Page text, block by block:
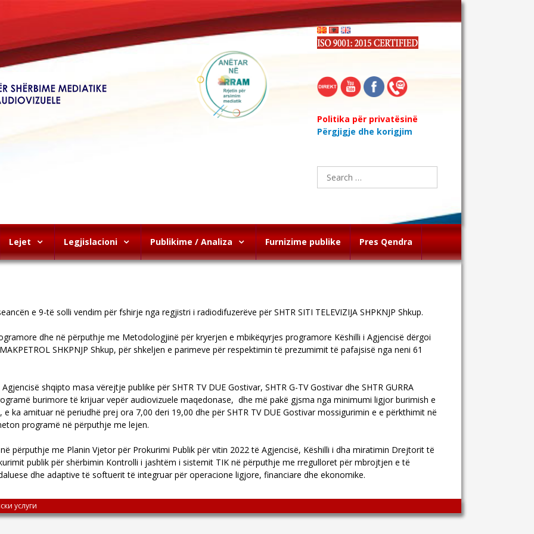
Politika për privatësinë
Përgjigje dhe korigjim
Search
for:
Lejet Legjislacioni Publikime / Analiza Furnizime publike Pres Qendra
e 9-të solli vendim për fshirje nga regjistri i radiodifuzerëve për SHTR SITI TELEVIZIJA SHPKNJP Shkup.
dhe në përputhje me Metodologjinë për kryerjen e mbikëqyrjes programore Këshilli i Agjencisë dërgoi
SHKPNJP Shkup, për shkeljen e parimeve për respektimin të prezumimit të pafajsisë nga neni 61
shqipto masa vërejtje publike për SHTR TV DUE Gostivar, SHTR G-TV Gostivar dhe SHTR GURRA
burimore të krijuar vepër audiovizuele maqedonase, dhe më pakë gjsma nga minimumi ligjor burimish e
ka amituar në periudhë prej ora 7,00 deri 19,00 dhe për SHTR TV DUE Gostivar mossigurimin e e përkthimit në
programë në përputhje me lejen.
përputhje me Planin Vjetor për Prokurimi Publik për vitin 2022 të Agjencisë, Këshilli i dha miratimin Drejtorit të
publik për shërbimin Kontrolli i jashtëm i sistemit TIK në përputhje me rregulloret për mbrojtjen e të
dhe adaptive të softuerit të integruar për operacione ligjore, financiare dhe ekonomike.
provides
услуги